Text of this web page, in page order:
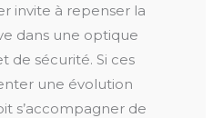
invite à repenser la
dans une optique
de sécurité. Si ces
une évolution
s’accompagner de